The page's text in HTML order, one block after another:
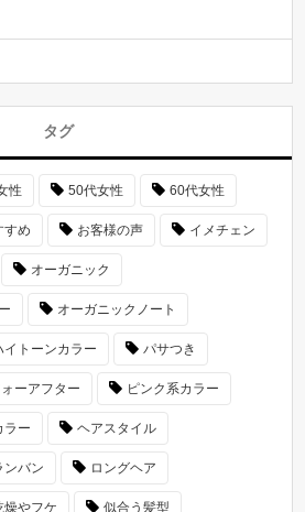
タグ
性 50代女性 60代女性
すめ お客様の声 イメチェン
オーガニック
オーガニックノート
イトーンカラー パサつき
ーアフター ピンク系カラー
ラー ヘアスタイル
ンバン ロングヘア
燥やフケ 似合う髪型